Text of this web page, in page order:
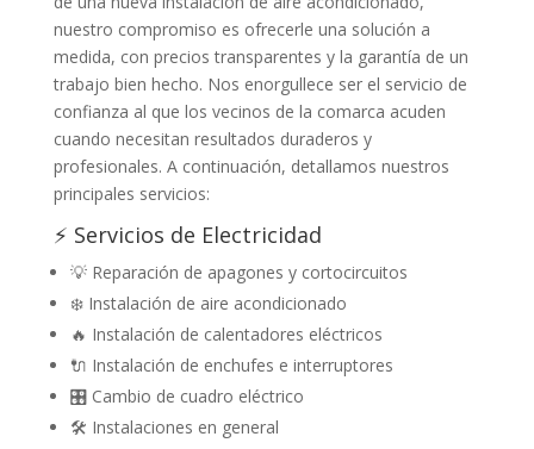
nuestro compromiso es ofrecerle una solución a
medida, con precios transparentes y la garantía de un
trabajo bien hecho. Nos enorgullece ser el servicio de
confianza al que los vecinos de la comarca acuden
cuando necesitan resultados duraderos y
profesionales. A continuación, detallamos nuestros
principales servicios:
⚡ Servicios de Electricidad
💡 Reparación de apagones y cortocircuitos
❄️ Instalación de aire acondicionado
🔥 Instalación de calentadores eléctricos
🔌 Instalación de enchufes e interruptores
🎛️ Cambio de cuadro eléctrico
🛠️ Instalaciones en general